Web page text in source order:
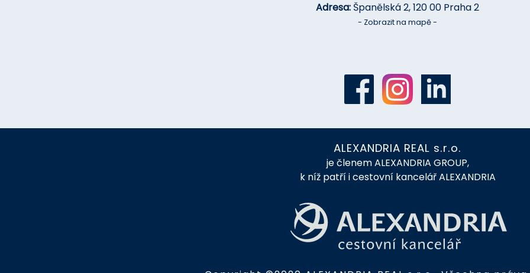
Adresa: Španělská 2, 120 00 Praha 2
- Zobrazit na mapě -
ALEXANDRIA REAL s.r.o.
je členem ALEXANDRIA GROUP,
k níž patří i cestovní kancelář ALEXANDRIA